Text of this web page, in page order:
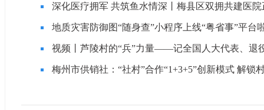
深化医疗拥军 共筑鱼水情深丨梅县区双拥共建医
地质灾害防御图“随身查”小程序上线“粤省事”平台
视频丨芦陵村的“兵”力量——记全国人大代表、退
梅州市供销社：“社村”合作“1+3+5”创新模式 解锁